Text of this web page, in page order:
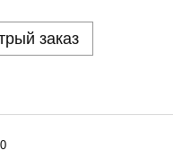
заказ